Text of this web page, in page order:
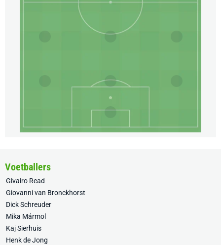
Voetballers
Givairo Read
Giovanni van Bronckhorst
Dick Schreuder
Mika Mármol
Kaj Sierhuis
Henk de Jong